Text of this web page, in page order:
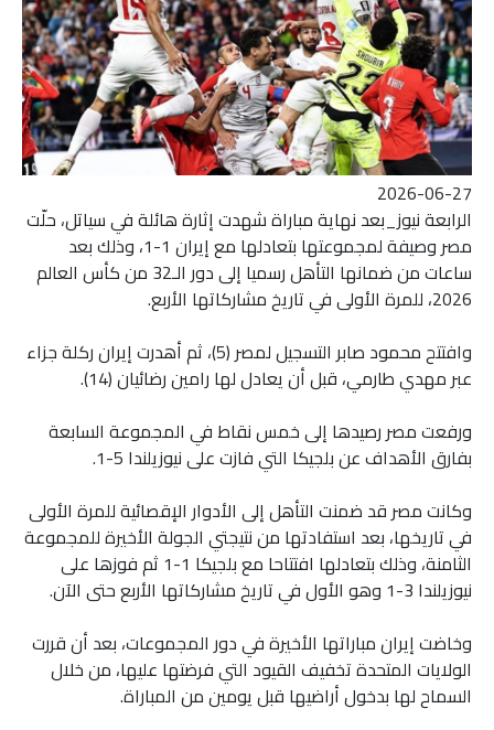
2026-06-27
الرابعة نيوز_بعد نهاية مباراة شهدت إثارة هائلة في سياتل، حلّت
مصر وصيفة لمجموعتها بتعادلها مع إيران 1-1، وذلك بعد
ساعات من ضمانها التأهل رسميا إلى دور الـ32 من كأس العالم
2026، للمرة الأولى في تاريخ مشاركاتها الأربع.
وافتتح محمود صابر التسجيل لمصر (5)، ثم أهدرت إيران ركلة جزاء
عبر مهدي طارمي، قبل أن يعادل لها رامين رضائيان (14).
ورفعت مصر رصيدها إلى خمس نقاط في المجموعة السابعة
بفارق الأهداف عن بلجيكا التي فازت على نيوزيلندا 5-1.
وكانت مصر قد ضمنت التأهل إلى الأدوار الإقصائية للمرة الأولى
في تاريخها، بعد استفادتها من نتيجتي الجولة الأخيرة للمجموعة
الثامنة، وذلك بتعادلها افتتاحا مع بلجيكا 1-1 ثم فوزها على
نيوزيلندا 3-1 وهو الأول في تاريخ مشاركاتها الأربع حتى الآن.
وخاضت إيران مباراتها الأخيرة في دور المجموعات، بعد أن قررت
الولايات المتحدة تخفيف القيود التي فرضتها عليها، من خلال
السماح لها بدخول أراضيها قبل يومين من المباراة.